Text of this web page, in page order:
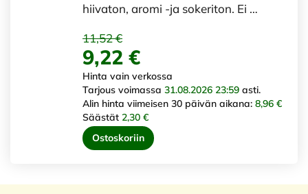
hiivaton, aromi -ja sokeriton. Ei …
11,52 €
9,22 €
Hinta vain verkossa
Tarjous voimassa 31.08.2026 23:59 asti.
Alin hinta viimeisen 30 päivän aikana: 8,96 €
Säästät 2,30 €
Ostoskoriin